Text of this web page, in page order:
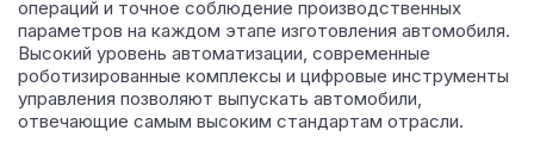
операций и точное соблюдение производственных
параметров на каждом этапе изготовления автомобиля.
Высокий уровень автоматизации, современные
роботизированные комплексы и цифровые инструменты
управления позволяют выпускать автомобили,
отвечающие самым высоким стандартам отрасли.